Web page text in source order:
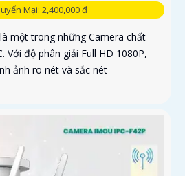
Mại: 2,400,000 ₫
một trong những Camera chất
Với độ phân giải Full HD 1080P,
ảnh rõ nét và sắc nét